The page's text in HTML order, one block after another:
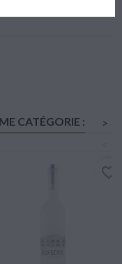
CATÉGORIE :
>
favorite_border